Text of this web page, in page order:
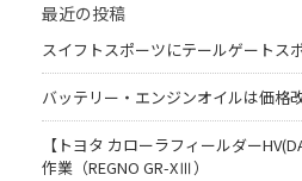
最近の投稿
スイフトスポーツにテールゲートス
バッテリー・エンジンオイルは価格
【トヨタ カローラフィールダー
作業（REGNO GR-XⅢ）